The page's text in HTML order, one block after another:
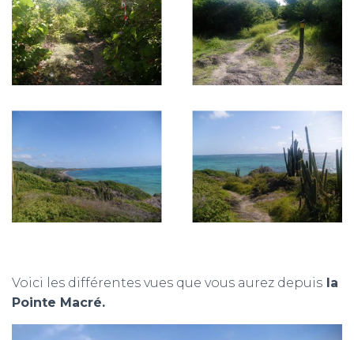
Voici les différentes vues que vous aurez depuis la
Pointe Macré.